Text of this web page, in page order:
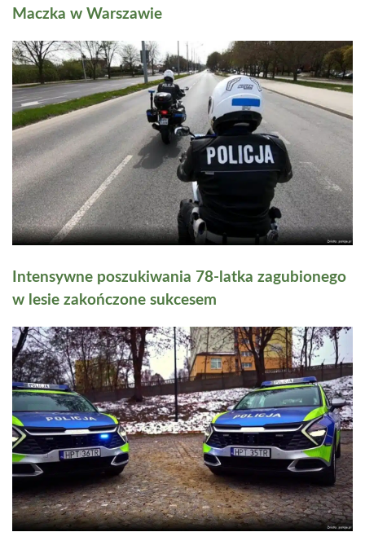
Maczka w Warszawie
Intensywne poszukiwania 78-latka zagubionego
w lesie zakończone sukcesem